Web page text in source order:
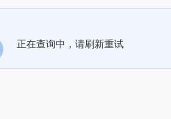
正在查询中，请刷新重试